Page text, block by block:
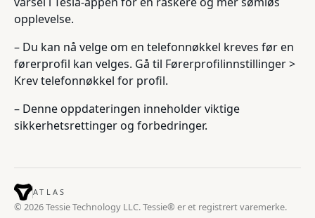
opplevelse.
– Du kan nå velge om en telefonnøkkel kreves før en
førerprofil kan velges. Gå til Førerprofilinnstillinger >
Krev telefonnøkkel for profil.
– Denne oppdateringen inneholder viktige
sikkerhetsrettinger og forbedringer.
ATLAS
© 2026 Tessie Technology LLC. Tessie® er et registrert varemerke.